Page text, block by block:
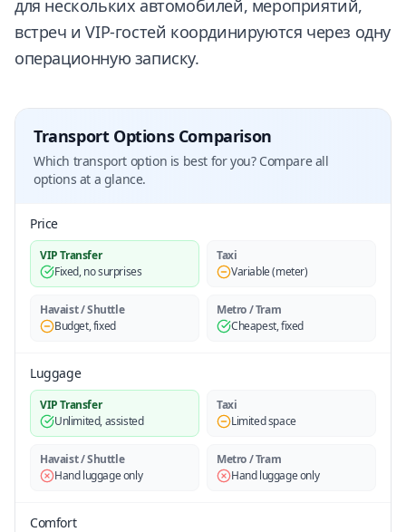
для нескольких автомобилей, мероприятий,
встреч и VIP-гостей координируются через одну
операционную записку.
Transport Options Comparison
Which transport option is best for you? Compare all
options at a glance.
Price
VIP Transfer
Fixed, no surprises
Taxi
Variable (meter)
Havaist / Shuttle
Budget, fixed
Metro / Tram
Cheapest, fixed
Luggage
VIP Transfer
Unlimited, assisted
Taxi
Limited space
Havaist / Shuttle
Hand luggage only
Metro / Tram
Hand luggage only
Comfort